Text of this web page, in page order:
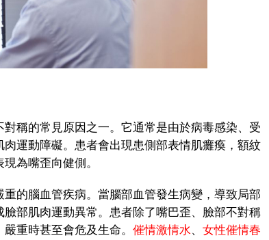
的常見原因之一。它通常是由於病毒感染、受
運動障礙。患者會出現患側部表情肌癱瘓，額紋
為嘴歪向健側。
腦血管疾病。當腦部血管發生病變，導致局部
部肌肉運動異常。患者除了嘴巴歪、臉部不對稱
重時甚至會危及生命。 催情激情水、 女性催情春